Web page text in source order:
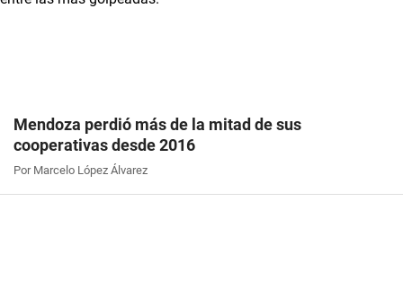
Mendoza perdió más de la mitad de sus
cooperativas desde 2016
Por Marcelo López Álvarez